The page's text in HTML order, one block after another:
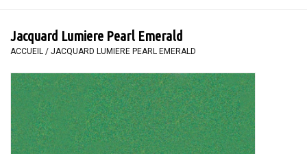
PEINTURE
TEXTILE
WORKSHOPS
Jacquard Lumiere Pearl Emerald
ACCUEIL / JACQUARD LUMIERE PEARL EMERALD